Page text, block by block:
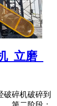
立磨_
破碎机破碎到